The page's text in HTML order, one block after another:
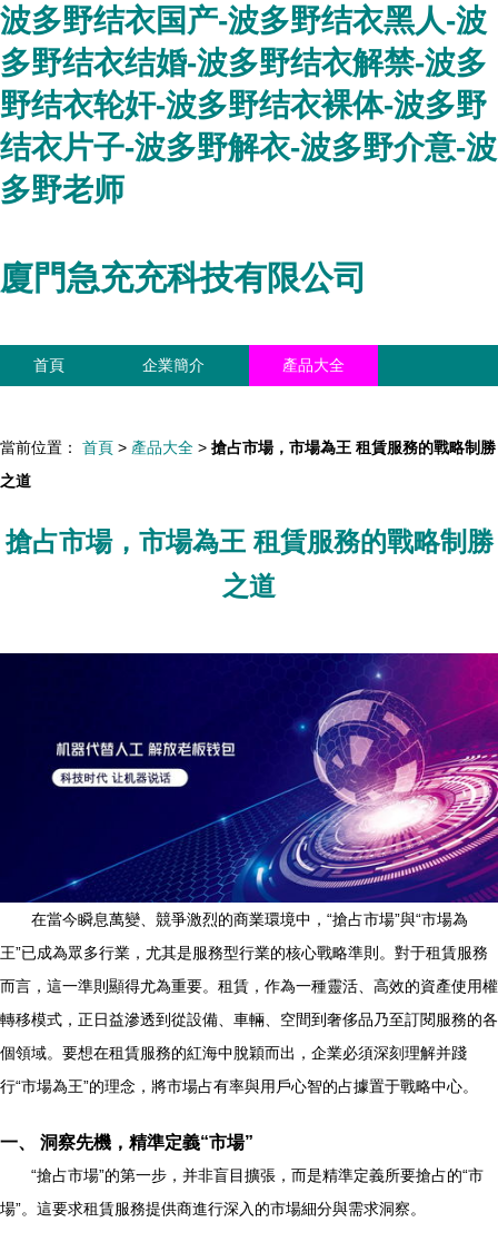
波多野结衣国产-波多野结衣黑人-波
多野结衣结婚-波多野结衣解禁-波多
野结衣轮奸-波多野结衣裸体-波多野
结衣片子-波多野解衣-波多野介意-波
多野老师
廈門急充充科技有限公司
首頁 企業簡介 產品大全
當前位置： 首頁 > 產品大全 > 搶占市場，市場為王 租賃服務的戰略制勝
之道
搶占市場，市場為王 租賃服務的戰略制勝
之道
在當今瞬息萬變、競爭激烈的商業環境中，“搶占市場”與“市場為
王”已成為眾多行業，尤其是服務型行業的核心戰略準則。對于租賃服務
而言，這一準則顯得尤為重要。租賃，作為一種靈活、高效的資產使用權
轉移模式，正日益滲透到從設備、車輛、空間到奢侈品乃至訂閱服務的各
個領域。要想在租賃服務的紅海中脫穎而出，企業必須深刻理解并踐
行“市場為王”的理念，將市場占有率與用戶心智的占據置于戰略中心。
一、 洞察先機，精準定義“市場”
“搶占市場”的第一步，并非盲目擴張，而是精準定義所要搶占的“市
場”。這要求租賃服務提供商進行深入的市場細分與需求洞察。